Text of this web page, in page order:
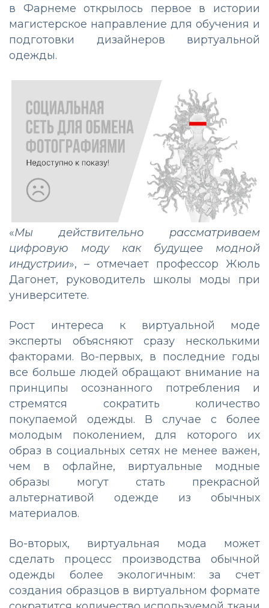
в Фарнеме открылось первое в истории
магистерское направление для обучения и
подготовки дизайнеров виртуальной
одежды.
«Мы действительно рассматриваем
цифровую моду как будущее модной
индустрии», – отмечает профессор Жюль
Дагонет, руководитель школы моды при
университете.
Рост интереса к виртуальной моде
эксперты объясняют сразу несколькими
факторами. Во-первых, в последние годы
все больше людей обращают внимание на
принципы осознанного потребления и
стремятся сократить количество
покупаемой одежды. В случае с более
молодым поколением, для которого их
образ в социальных сетях не менее важен,
чем в офлайне, виртуальные модные
образы могут стать прекрасной
альтернативой одежде из обычных
материалов.
Во-вторых, виртуальная мода может
сделать процесс производства обычной
одежды более экологичным: за счет
создания образцов в виртуальном формате